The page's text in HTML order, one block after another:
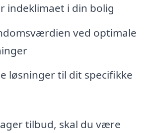
indeklimaet i din bolig
ved optimale
løsninger til dit specifikke
tilbud, skal du være